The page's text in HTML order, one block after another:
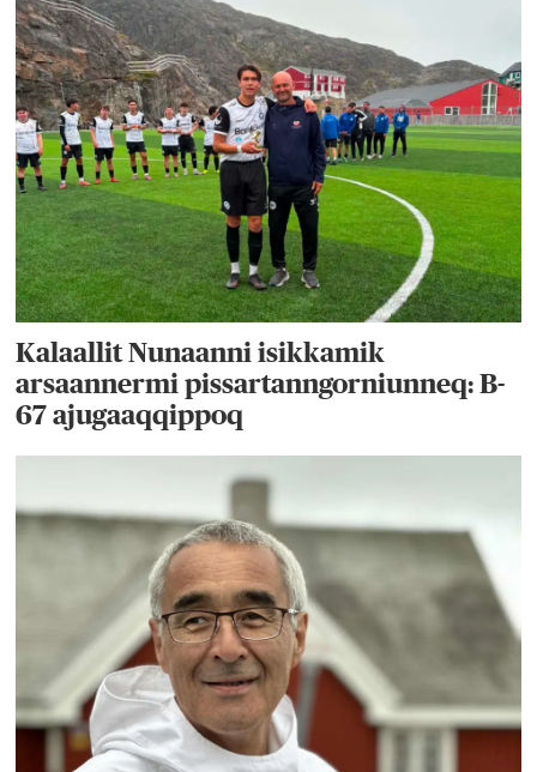
Kalaallit Nunaanni isikkamik
arsaannermi pissartanngorniunneq: B-
67 ajugaaqqippoq